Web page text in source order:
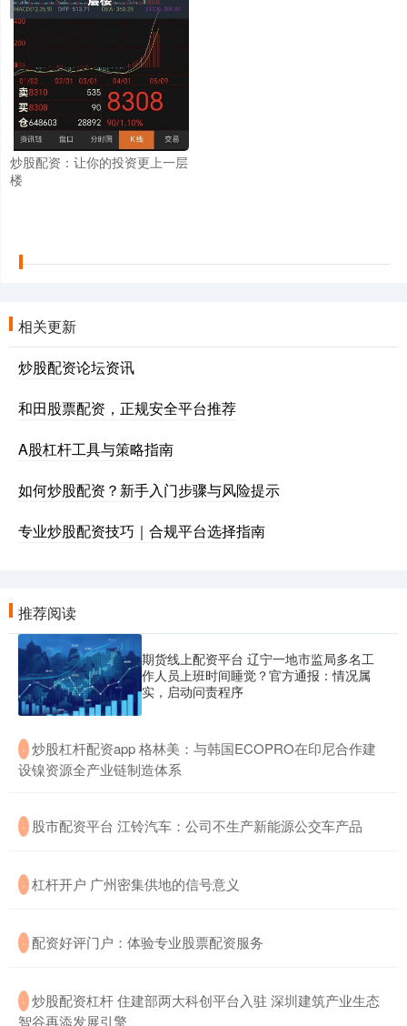
炒股配资：让你的投资更上一层
楼
相关更新
炒股配资论坛资讯
和田股票配资，正规安全平台推荐
A股杠杆工具与策略指南
如何炒股配资？新手入门步骤与风险提示
专业炒股配资技巧｜合规平台选择指南
推荐阅读
期货线上配资平台 辽宁一地市监局多名工
作人员上班时间睡觉？官方通报：情况属
实，启动问责程序
· ​炒股杠杆配资app 格林美：与韩国ECOPRO在印尼合作建
设镍资源全产业链制造体系
· ​股市配资平台 江铃汽车：公司不生产新能源公交车产品
· ​杠杆开户 广州密集供地的信号意义
· ​配资好评门户：体验专业股票配资服务
· ​炒股配资杠杆 住建部两大科创平台入驻 深圳建筑产业生态
智谷再添发展引擎